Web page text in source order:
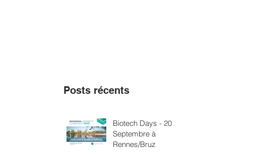
Posts récents
Biotech Days - 20
Septembre à
Rennes/Bruz